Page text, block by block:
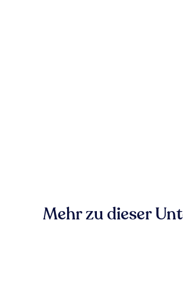
Mehr zu dieser